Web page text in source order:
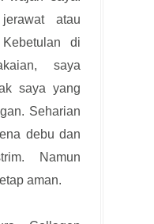
atau
di
saya
saya yang
Seharian
debu dan
Namun
aman.